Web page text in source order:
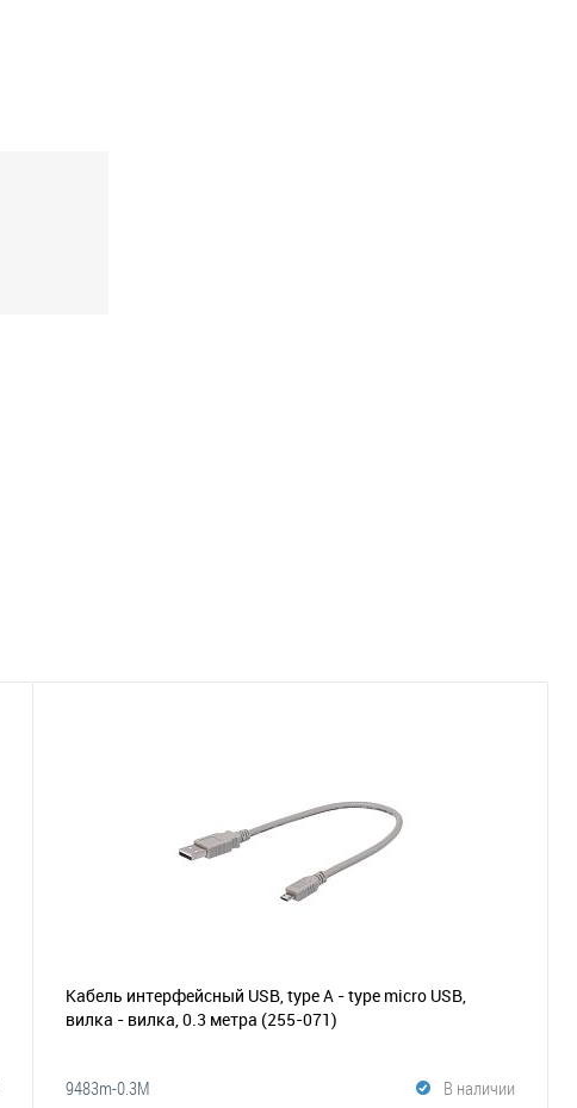
Кабель интерфейсный USB, type А - type micro USB,
вилка - вилка, 0.3 метра (255-071)
В наличии
9483m-0.3M